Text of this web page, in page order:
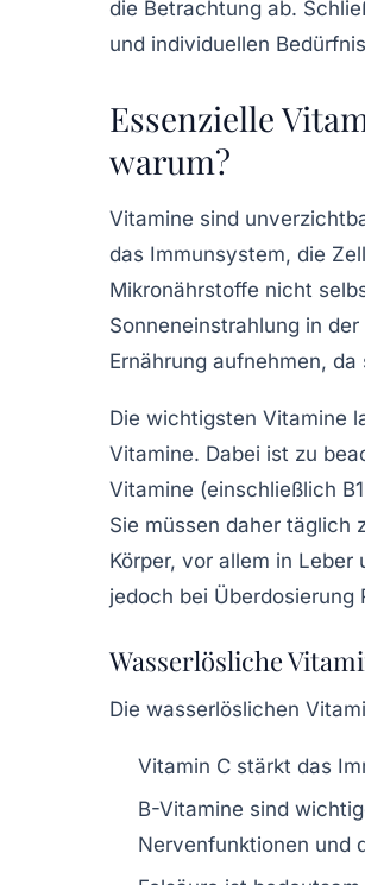
die Betrachtung ab.
und individuellen
Essenzielle
warum?
Vitamine sind
das Immunsystem, die
Mikronährstoffe nicht
Sonneneinstrahlung in
Ernährung aufnehmen,
Die wichtigsten Vitamine
Vitamine. Dabei ist zu
Vitamine (einschließlich
Sie müssen daher täglich
Körper, vor allem in
jedoch bei Überdosierung
Wasserlösliche
Die wasserlöslichen
Vitamin C stärkt das
B-Vitamine sind
Nervenfunktionen und